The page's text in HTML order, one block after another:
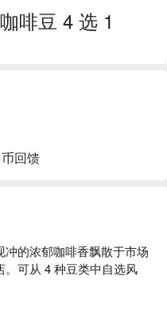
啡豆 4 选 1
回馈
冲的浓郁咖啡香飘散于市场
可从 4 种豆类中自选风